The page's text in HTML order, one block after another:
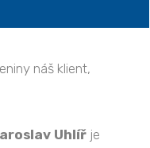
náš klient,
Uhlíř je